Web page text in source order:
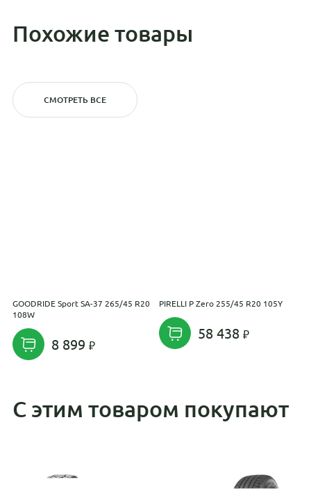
Похожие товары
СМОТРЕТЬ ВСЕ
GOODRIDE Sport SA-37 265/45 R20
108W
8 899
PIRELLI P Zero 255/45 R20 105Y
58 438
С этим товаром покупают